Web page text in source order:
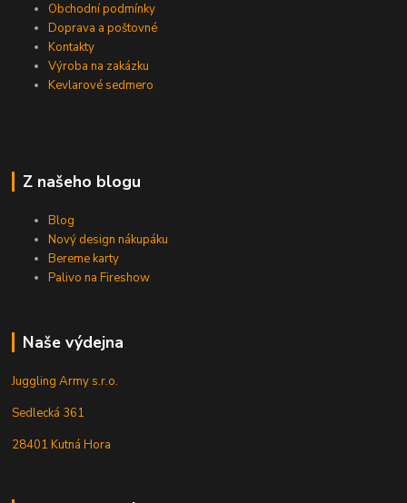
Obchodní podmínky
Doprava a poštovné
Kontakty
Výroba na zakázku
Kevlarové sedmero
Z našeho blogu
Blog
Nový design nákupáku
Bereme karty
Palivo na Fireshow
Naše výdejna
Juggling Army s.r.o.
Sedlecká 361
28401 Kutná Hora